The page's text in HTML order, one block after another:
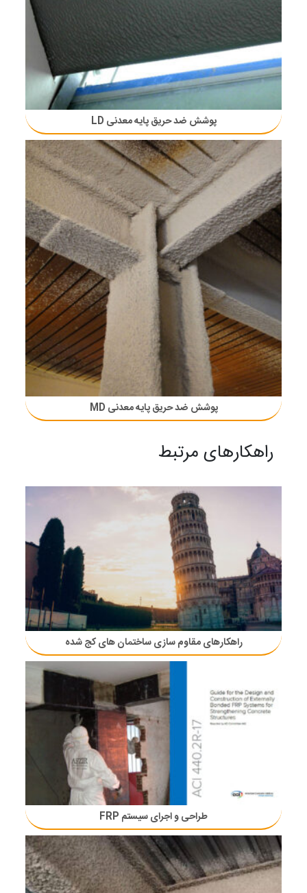
پوشش ضد حریق پایه معدنی LD
پوشش ضد حریق پایه معدنی MD
راهکارهای مرتبط
راهکارهای مقاوم سازی ساختمان های کج شده
طراحی و اجرای سیستم FRP